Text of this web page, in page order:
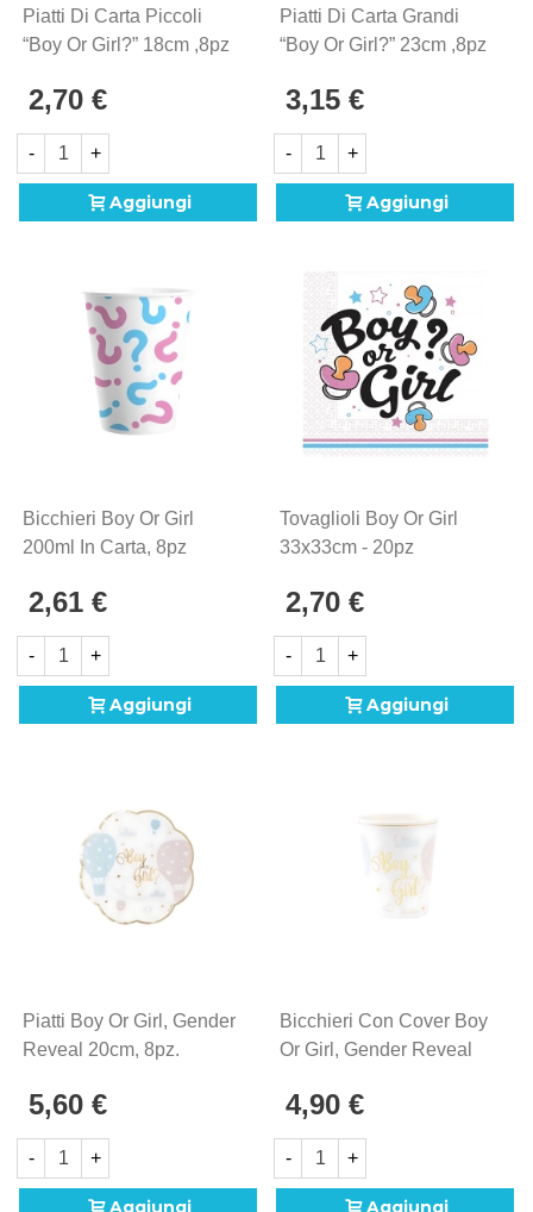
l'allestimento con decorazioni coordinate, palloncini
e accessori per creare un ambiente unico e
evento speciale da ricordare.
Piatti Di Carta Piccoli
“Boy Or Girl?” 18cm ,8pz
2,70 €
- +
Aggiungi
Piatti Di Carta Grandi
“Boy Or Girl?” 23cm ,8pz
3,15 €
- +
Aggiungi
Bicchieri Boy Or Girl
200ml In Carta, 8pz
2,61 €
- +
Aggiungi
Tovaglioli Boy Or Girl
33x33cm - 20pz
2,70 €
- +
Aggiungi
Piatti Boy Or Girl, Gender
Reveal 20cm, 8pz.
5,60 €
- +
Aggiungi
Bicchieri Con Cover Boy
Or Girl, Gender Reveal
4,90 €
- +
Aggiungi